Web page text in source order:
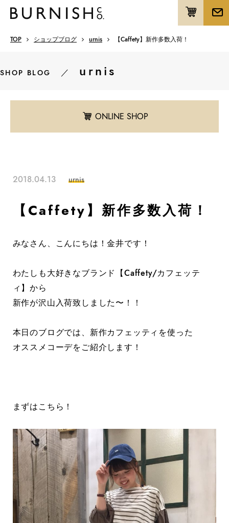
TOP ショップブログ urnis 【Caffety】新作多数入荷！
SHOP BLOG ／ urnis
ONLINE SHOP
2018.04.13 urnis
【Caffety】新作多数入荷！
みなさん、こんにちは！金井です！
わたしも大好きなブランド【Caffety/カフェッテ
ィ】から
新作が沢山入荷致しました〜！！
本日のブログでは、新作カフェッティを使った
オススメコーデをご紹介します！
まずはこちら！